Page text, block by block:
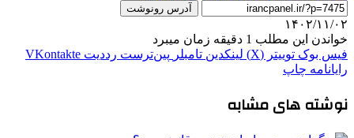
آدرس رونوشت
۱۴۰۲/۱۱/۰۲
خواندن این مطلب 1 دقیقه زمان میبرد
فیس بوک توییتر (X) لینکدین ‫تامبلر ‫پین‌ترست ‫رددیت ‫VKontakte
رایانامه چاپ
نوشته های مشابه